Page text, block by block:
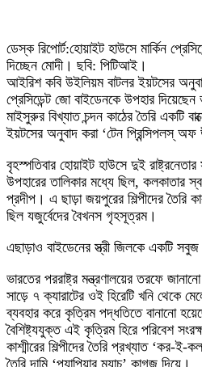
ডেস্ক রিপোর্ট:হোয়াইট হাউসে মার্কিন
দিচ্ছেন মোদী। ছবি: পিটিআই।
আইরিশ কবি উইলিয়ম বাটলর ইয়টসের
প্রেসিডেন্ট জো বাইডেনকে উপহার দিয়েছেন
মাইসুরুর বিখ্যাত চন্দন কাঠের তৈরি একটি
ইয়টসের অনুবাদ করা ‘টেন প্রিন্সিপলস্‌
বৃহস্পতিবার হোয়াইট হাউসে দুই
উপহারের তালিকার মধ্যে ছিল, কলকাতার
প্রদীপ। এ ছাড়া জয়পুরের শিল্পীদের তৈরি
ছিল যজুর্বেদের বৈখনস গৃহসূত্রম।
এছাড়াও বাইডেনের স্ত্রী জিলকে একটি সবুজ
ভারতের পররাষ্ট্র মন্ত্রণালয়ের তরফে
সাড়ে ৭ ক্যারাটের ওই হিরেটি খনি থেকে
ব্যবহার করে কৃত্রিম পদ্ধতিতে বানানো
বৈশিষ্ট্যযুক্ত এই কৃত্রিম হিরে পরিবেশ
কাশ্মীরের শিল্পীদের তৈরি প্রখ্যাত ‘কর-ই-